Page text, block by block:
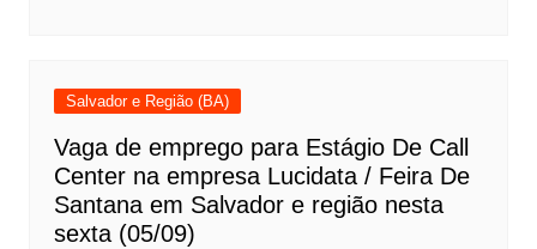
Salvador e Região (BA)
Vaga de emprego para Estágio De Call
Center na empresa Lucidata / Feira De
Santana em Salvador e região nesta
sexta (05/09)